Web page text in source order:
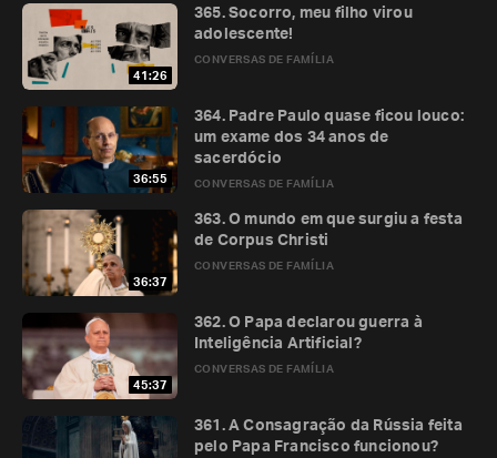
41:26
CONVERSAS DE FAMÍLIA
365. Socorro, meu filho virou
adolescente!
36:55 CONVERSAS DE FAMÍLIA
364. Padre Paulo quase ficou louco:
um exame dos 34 anos de
sacerdócio
36:37
CONVERSAS DE FAMÍLIA
363. O mundo em que surgiu a festa
de Corpus Christi
45:37
CONVERSAS DE FAMÍLIA
362. O Papa declarou guerra à
Inteligência Artificial?
361. A Consagração da Rússia feita
pelo Papa Francisco funcionou?